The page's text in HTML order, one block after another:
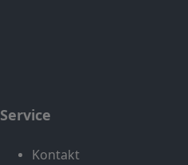
Service
Kontakt